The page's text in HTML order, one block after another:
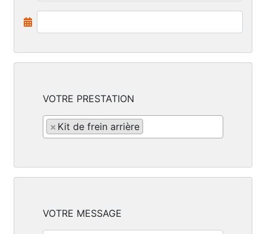
VOTRE PRESTATION
× Kit de frein arrière
VOTRE MESSAGE